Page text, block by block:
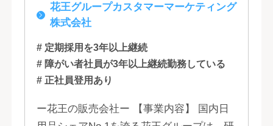
福岡花王グループカスタマーマーケティング
株式会社
# 定期採用を3年以上継続
# 障がい者社員が3年以上継続勤務している
# 正社員登用あり
ー花王の販売会社ー 【事業内容】 国内日